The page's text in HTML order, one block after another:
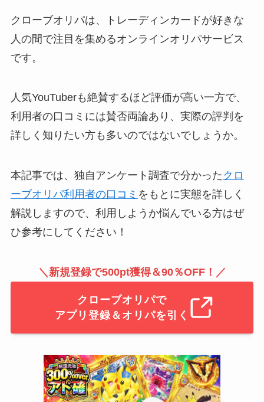
クローブオリパは、トレーディンカードが好きな
人の間で注目を集めるオンラインオリパサービス
です。
人気YouTuberも絶賛するほど評価が高い一方で、
利用者の口コミには賛否両論あり、実際の評判を
詳しく知りたい方も多いのではないでしょうか。
本記事では、独自アンケート調査で分かった クロ
ーブオリパ利用者の口コミ をもとに実態を詳しく
解説しますので、利用しようか悩んでいる方はぜ
ひ参考にしてください！
＼新規登録で500pt獲得＆90％OFF！／
クローブオリパで
アプリ登録＆オリパを引く